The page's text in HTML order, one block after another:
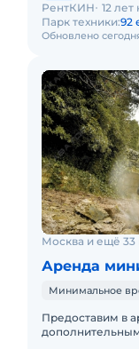
Обновлено
РентКИН 12
Парк техники:92
Москва и ещё 33
Аренда
Минимальное
Предоставим в